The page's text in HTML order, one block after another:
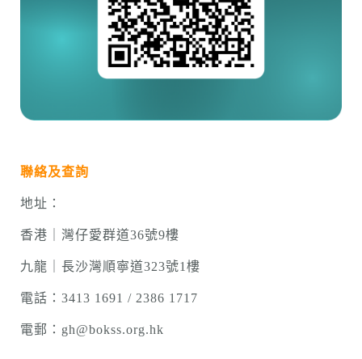
聯絡及查詢
地址：
香港｜灣仔愛群道36號9樓
九龍｜長沙灣順寧道323號1樓
電話：3413 1691 / 2386 1717
電郵： gh@bokss.org.hk